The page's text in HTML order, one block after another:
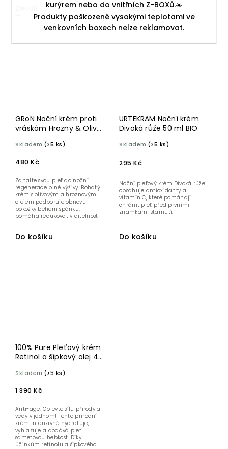
kurýrem nebo do vnitřních Z-BOXů.☀️
Produkty poškozené vysokými teplotami ve
venkovních boxech nelze reklamovat.
Do košíku
GRoN Noční krém proti
vráskám Hrozny & Olivy
Skladem (>5 ks)
480 Kč
Do košíku
Zahalte svou pleť do noční
regenerace plné výživy. Bohatý
krém s olivovým a hroznovým
olejem podporuje obnovu
pokožky během spánku,
pomáhá redukovat viditelnost
URTEKRAM Noční krém
Divoká růže 50 ml BIO
Skladem (>5 ks)
295 Kč
Do košíku
Noční pleťový krém Divoká růže
obsahuje antioxidanty a
vitamín C, které pomáhají
chránit pleť před prvními
známkami stárnutí.
100% Pure Pleťový krém
Retinol a šípkový olej 40
Skladem (>5 ks)
1 390 Kč
Anti-age. Objevte sílu přírody a
vědy v jednom! Tento přírodní
krém intenzivně hydratuje,
vyhlazuje a dodává pleti
sametovou hebkost. Díky
účinkům retinolu a šípkového...